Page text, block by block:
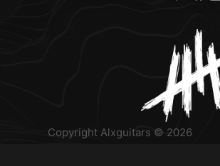
Copyright Alxguitars © 2026